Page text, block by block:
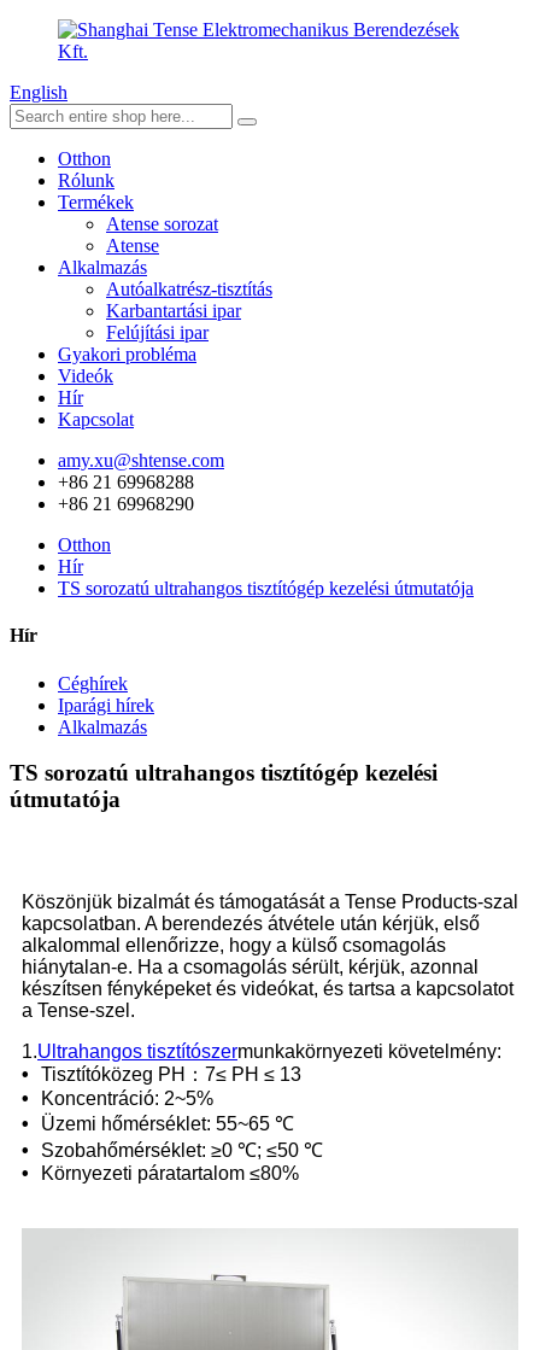
English
Otthon
Rólunk
Termékek
Atense sorozat
Atense
Alkalmazás
Autóalkatrész-tisztítás
Karbantartási ipar
Felújítási ipar
Gyakori probléma
Videók
Hír
Kapcsolat
amy.xu@shtense.com
+86 21 69968288
+86 21 69968290
Otthon
Hír
TS sorozatú ultrahangos tisztítógép kezelési útmutatója
Hír
Céghírek
Iparági hírek
Alkalmazás
TS sorozatú ultrahangos tisztítógép kezelési
útmutatója
Köszönjük bizalmát és támogatását a Tense Products-szal
kapcsolatban. A berendezés átvétele után kérjük, első
alkalommal ellenőrizze, hogy a külső csomagolás
hiánytalan-e. Ha a csomagolás sérült, kérjük, azonnal
készítsen fényképeket és videókat, és tartsa a kapcsolatot
a Tense-szel.
1.Ultrahangos tisztítószermunkakörnyezeti követelmény:
•
Tisztítóközeg PH：7≤ PH ≤ 13
•
Koncentráció: 2~5%
•
Üzemi hőmérséklet: 55~65 ℃
•
Szobahőmérséklet: ≥0 ℃; ≤50 ℃
•
Környezeti páratartalom ≤80%